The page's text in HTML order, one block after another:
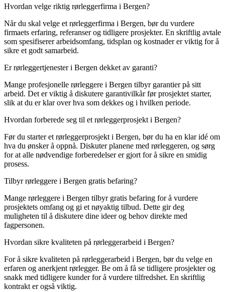
Hvordan velge riktig rørleggerfirma i Bergen?
Når du skal velge et rørleggerfirma i Bergen, bør du vurdere
firmaets erfaring, referanser og tidligere prosjekter. En skriftlig avtale
som spesifiserer arbeidsomfang, tidsplan og kostnader er viktig for å
sikre et godt samarbeid.
Er rørleggertjenester i Bergen dekket av garanti?
Mange profesjonelle rørleggere i Bergen tilbyr garantier på sitt
arbeid. Det er viktig å diskutere garantivilkår før prosjektet starter,
slik at du er klar over hva som dekkes og i hvilken periode.
Hvordan forberede seg til et rørleggerprosjekt i Bergen?
Før du starter et rørleggerprosjekt i Bergen, bør du ha en klar idé om
hva du ønsker å oppnå. Diskuter planene med rørleggeren, og sørg
for at alle nødvendige forberedelser er gjort for å sikre en smidig
prosess.
Tilbyr rørleggere i Bergen gratis befaring?
Mange rørleggere i Bergen tilbyr gratis befaring for å vurdere
prosjektets omfang og gi et nøyaktig tilbud. Dette gir deg
muligheten til å diskutere dine ideer og behov direkte med
fagpersonen.
Hvordan sikre kvaliteten på rørleggerarbeid i Bergen?
For å sikre kvaliteten på rørleggerarbeid i Bergen, bør du velge en
erfaren og anerkjent rørlegger. Be om å få se tidligere prosjekter og
snakk med tidligere kunder for å vurdere tilfredshet. En skriftlig
kontrakt er også viktig.